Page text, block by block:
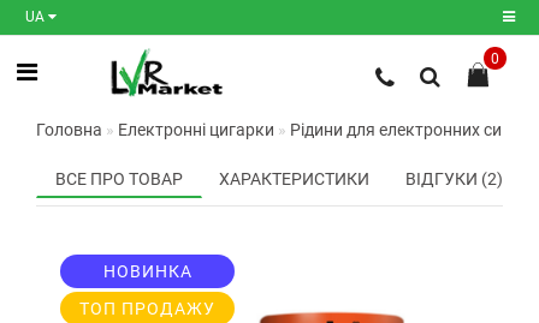
UA
Реєстрація
Авторизація
Мої
закладки0
0
Головна Електронні цигарки Рідини для електронних
ВСЕ ПРО ТОВАР ХАРАКТЕРИСТИКИ ВІДГУКИ (2)
НОВИНКА
ТОП ПРОДАЖУ